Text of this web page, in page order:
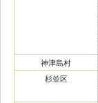
神津島村
杉並区